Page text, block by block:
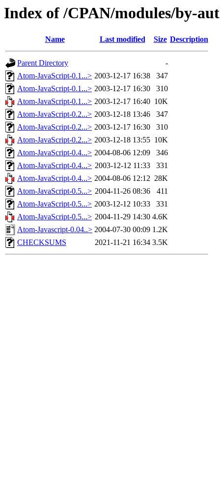
Index of /CPAN/modules/by-
Name Last modified Size Description
Parent Directory
-
Atom-JavaScript-0.1...> 2003-12-17 16:38
347
Atom-JavaScript-0.1...> 2003-12-17 16:30
310
Atom-JavaScript-0.1...> 2003-12-17 16:40 10K
Atom-JavaScript-0.2...> 2003-12-18 13:46
347
Atom-JavaScript-0.2...> 2003-12-17 16:30
310
Atom-JavaScript-0.2...> 2003-12-18 13:55 10K
Atom-JavaScript-0.4...> 2004-08-06 12:09
346
Atom-JavaScript-0.4...> 2003-12-12 11:33
331
Atom-JavaScript-0.4...> 2004-08-06 12:12 28K
Atom-JavaScript-0.5...> 2004-11-26 08:36
411
Atom-JavaScript-0.5...> 2003-12-12 10:33
331
Atom-JavaScript-0.5...> 2004-11-29 14:30 4.6K
Atom-Javascript-0.04..> 2004-07-30 00:09 1.2K
CHECKSUMS
2021-11-21 16:34 3.5K